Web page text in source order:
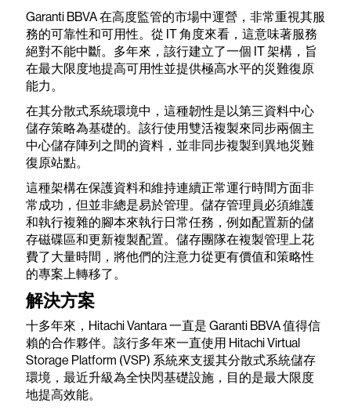
Garanti BBVA 在高度監管的市場中運營，非常重視其服
務的可靠性和可用性。從 IT 角度來看，這意味著服務
絕對不能中斷。多年來，該行建立了一個 IT 架構，旨
在最大限度地提高可用性並提供極高水平的災難復原
能力。
在其分散式系統環境中，這種韌性是以第三資料中心
儲存策略為基礎的。該行使用雙活複製來同步兩個主
中心儲存陣列之間的資料，並非同步複製到異地災難
復原站點。
這種架構在保護資料和維持連續正常運行時間方面非
常成功，但並非總是易於管理。儲存管理員必須維護
和執行複雜的腳本來執行日常任務，例如配置新的儲
存磁碟區和更新複製配置。儲存團隊在複製管理上花
費了大量時間，將他們的注意力從更有價值和策略性
的專案上轉移了。
解決方案
十多年來，Hitachi Vantara 一直是 Garanti BBVA 值得信
賴的合作夥伴。該行多年來一直使用 Hitachi Virtual
Storage Platform (VSP) 系統來支援其分散式系統儲存
環境，最近升級為全快閃基礎設施，目的是最大限度
地提高效能。